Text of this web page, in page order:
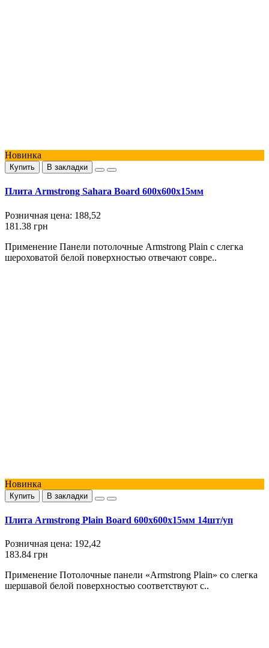
Новинка
Купить В закладки
Плита Armstrong Sahara Board 600х600х15мм
Розничная цена: 188,52
181.38 грн
Применение Панели потолочные Armstrong Plain с слегка
шероховатой белой поверхностью отвечают совре..
Новинка
Купить В закладки
Плита Armstrong Plain Board 600x600x15мм 14шт/уп
Розничная цена: 192,42
183.84 грн
Применение Потолочные панели «Armstrong Plain» со слегка
шершавой белой поверхностью соответствуют с..